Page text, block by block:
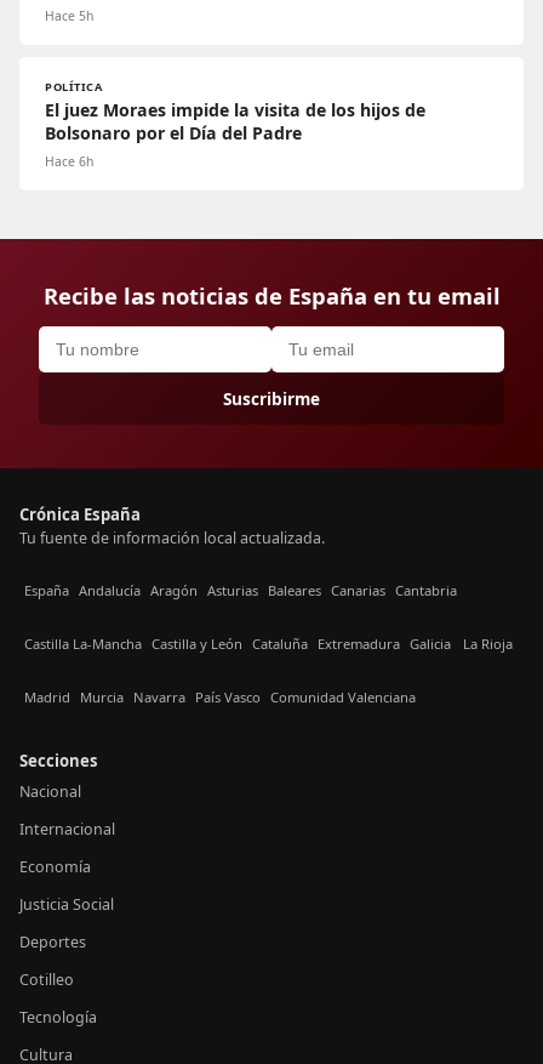
Hace 5h
POLÍTICA
El juez Moraes impide la visita de los hijos de
Bolsonaro por el Día del Padre
Hace 6h
Recibe las noticias de España en tu email
Suscribirme
Crónica España
Tu fuente de información local actualizada.
España Andalucía Aragón Asturias Baleares Canarias Cantabria
Castilla La-Mancha Castilla y León Cataluña Extremadura Galicia La Rioja
Madrid Murcia Navarra País Vasco Comunidad Valenciana
Secciones
Nacional
Internacional
Economía
Justicia Social
Deportes
Cotilleo
Tecnología
Cultura